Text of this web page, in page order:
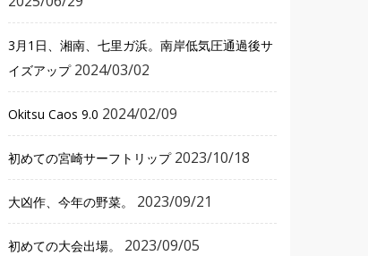
3月1日、湘南、七里ガ浜。南岸低気圧通過後サ
イズアップ 2024/03/02
Okitsu Caos 9.0 2024/02/09
初めての宮崎サーフトリップ 2023/10/18
大凶作、今年の野菜。 2023/09/21
初めての大会出場。 2023/09/05